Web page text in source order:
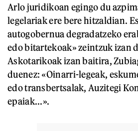
Arlo juridikoan egingo du
legelariak ere bere hitzaldian.
autogobernua degradatzeko
edo bitartekoak» zeintzuk izan
Askotarikoak izan baitira,
duenez: «Oinarri-legeak,
edo transbertsalak, Auzitegi
epaiak...».